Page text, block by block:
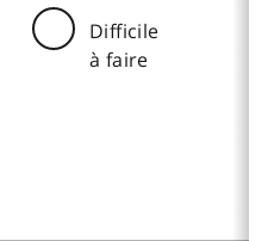
Difficile
à faire